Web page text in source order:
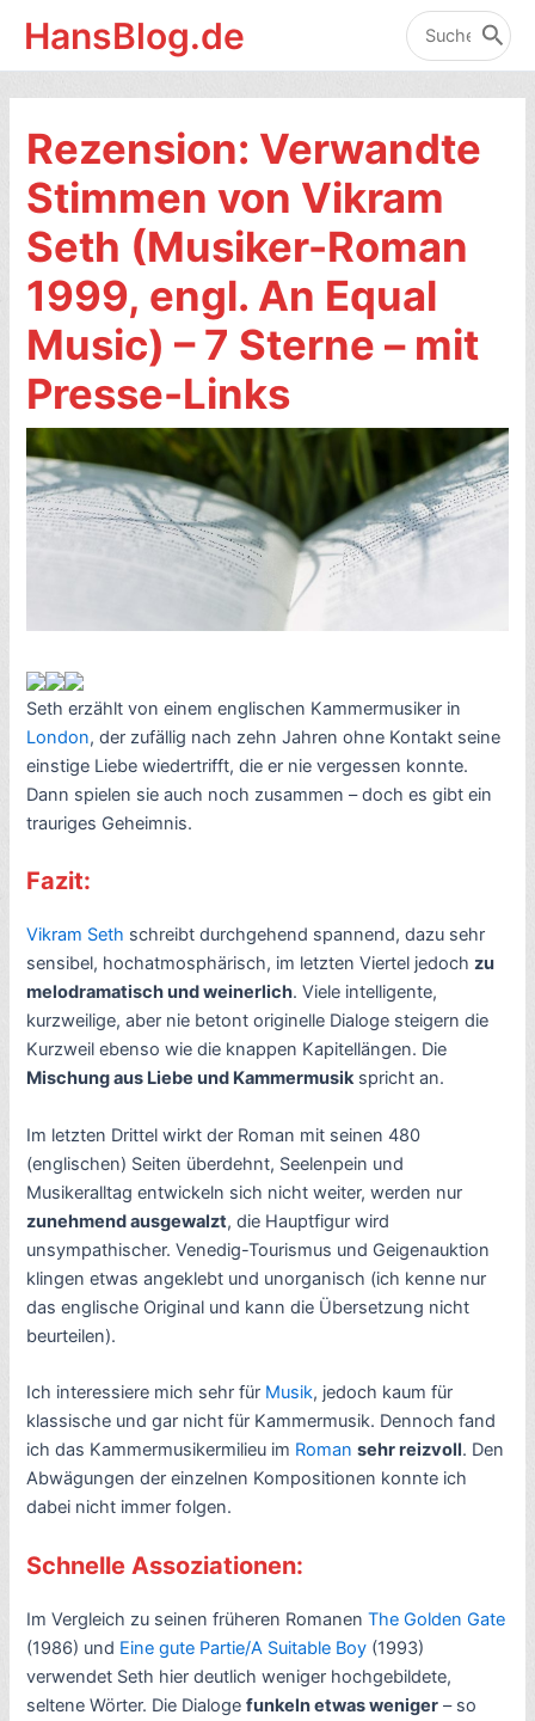
Inhalt
springen
HansBlog.de
Search
for:
Rezension: Verwandte
Stimmen von Vikram
Seth (Musiker-Roman
1999, engl. An Equal
Music) – 7 Sterne – mit
Presse-Links
Seth erzählt von einem englischen Kammermusiker in
London, der zufällig nach zehn Jahren ohne Kontakt seine
einstige Liebe wiedertrifft, die er nie vergessen konnte.
Dann spielen sie auch noch zusammen – doch es gibt ein
trauriges Geheimnis.
Fazit:
Vikram Seth schreibt durchgehend spannend, dazu sehr
sensibel, hochatmosphärisch, im letzten Viertel jedochzu
melodramatisch und weinerlich. Viele intelligente,
kurzweilige, aber nie betont originelle Dialoge steigern die
Kurzweil ebenso wie die knappen Kapitellängen. Die
Mischung aus Liebe und Kammermusikspricht an.
Im letzten Drittel wirkt der Roman mit seinen 480
(englischen) Seiten überdehnt, Seelenpein und
Musikeralltag entwickeln sich nicht weiter, werden nur
zunehmend ausgewalzt, die Hauptfigur wird
unsympathischer. Venedig-Tourismus und Geigenauktion
klingen etwas angeklebt und unorganisch (ich kenne nur
das englische Original und kann die Übersetzung nicht
beurteilen).
Ich interessiere mich sehr für Musik, jedoch kaum für
klassische und gar nicht für Kammermusik. Dennoch fand
ich das Kammermusikermilieu im Roman sehr reizvoll. Den
Abwägungen der einzelnen Kompositionen konnte ich
dabei nicht immer folgen.
Schnelle Assoziationen:
Im Vergleich zu seinen früheren RomanenThe Golden Gate
(1986) und Eine gute Partie/A Suitable Boy (1993)
verwendet Seth hier deutlich weniger hochgebildete,
seltene Wörter. Die Dialogefunkeln etwas weniger – so